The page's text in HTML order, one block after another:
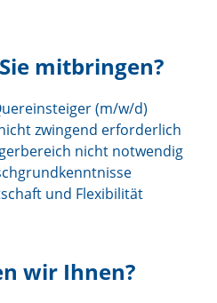
mitbringen?
(m/w/d)
zwingend erforderlich
nicht notwendig
und Flexibilität
wir Ihnen?